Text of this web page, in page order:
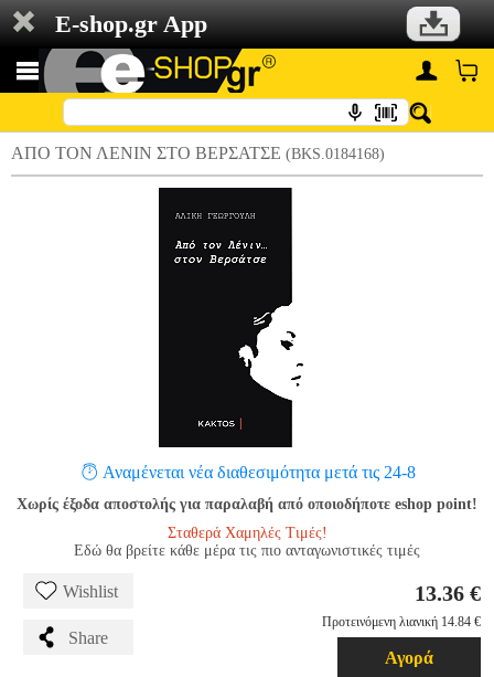
E-shop.gr App
ΑΠΟ ΤΟΝ ΛΕΝΙΝ ΣΤΟ ΒΕΡΣΑΤΣΕ (BKS.0184168)
Αναμένεται νέα διαθεσιμότητα μετά τις 24-8
Χωρίς έξοδα αποστολής για παραλαβή από οποιοδήποτε eshop point!
Σταθερά Χαμηλές Τιμές!
Εδώ θα βρείτε κάθε μέρα τις πιο ανταγωνιστικές τιμές
Wishlist
Share
13.36 €
Προτεινόμενη λιανική 14.84 €
Αγορά